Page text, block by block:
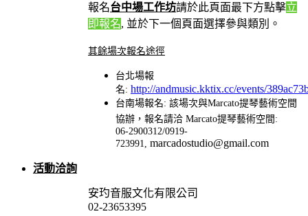
報名台中場工作坊請於此頁面最下方點擊立
即報名, 並於下一個頁面選擇參與類別。
其餘場次報名途徑
台北場報
名: http://andmusic.kktix.cc/events/
台南場報名: 該場次與Marcato提琴藝術空間
協辦，報名請洽 Marcato提琴藝術空間:
06-2900312/0919-
723991, marcadostudio@gmail.com
活動洽詢
安玓音服文化有限公司
02-23653395